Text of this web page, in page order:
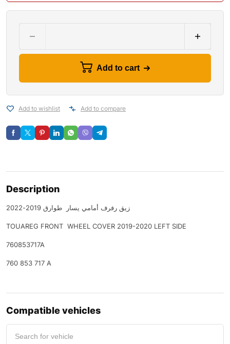
Add to cart
Add to wishlist Add to compare
Description
زيق رفرف أمامي يسار طوارق 2019-2022
TOUAREG FRONT WHEEL COVER 2019-2020 LEFT SIDE
760853717A
760 853 717 A
Compatible vehicles